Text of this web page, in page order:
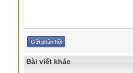
Bài viết khác